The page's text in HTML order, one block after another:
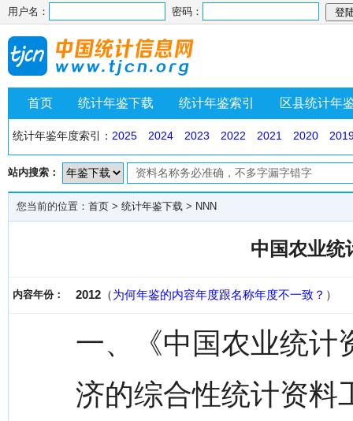
用户名： 密码：
首页 统计年鉴下载 统计年鉴索引 区县统计年
统计年鉴年度索引： 2025 2024 2023 2022 2021 2020
站内搜索：
您当前的位置： 首页 > 统计年鉴下载 > NNN
中国农业统
内容年份： 2012 （为何年鉴的内容年度跟名称年度不一致？ ）
一、《中国农业统计
济的综合性统计资料